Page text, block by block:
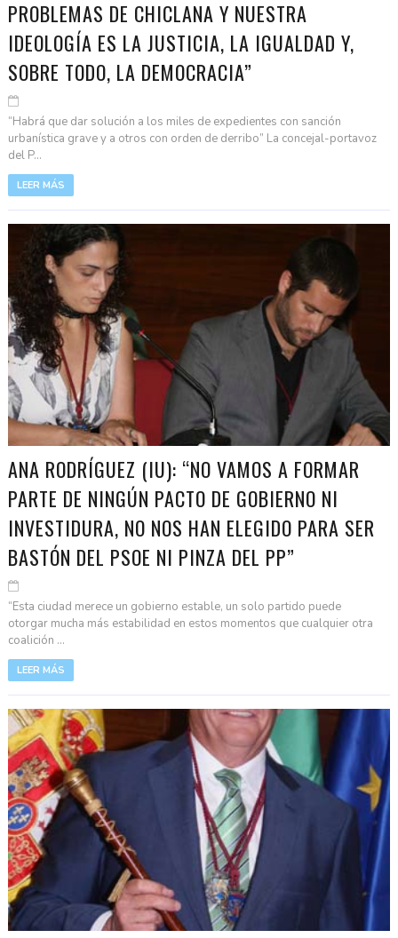
PROBLEMAS DE CHICLANA Y NUESTRA
IDEOLOGÍA ES LA JUSTICIA, LA IGUALDAD Y,
SOBRE TODO, LA DEMOCRACIA”
“Habrá que dar solución a los miles de expedientes con sanción
urbanística grave y a otros con orden de derribo” La concejal-portavoz
del P...
LEER MÁS
ANA RODRÍGUEZ (IU): “NO VAMOS A FORMAR
PARTE DE NINGÚN PACTO DE GOBIERNO NI
INVESTIDURA, NO NOS HAN ELEGIDO PARA SER
BASTÓN DEL PSOE NI PINZA DEL PP”
“Esta ciudad merece un gobierno estable, un solo partido puede
otorgar mucha más estabilidad en estos momentos que cualquier otra
coalición ...
LEER MÁS